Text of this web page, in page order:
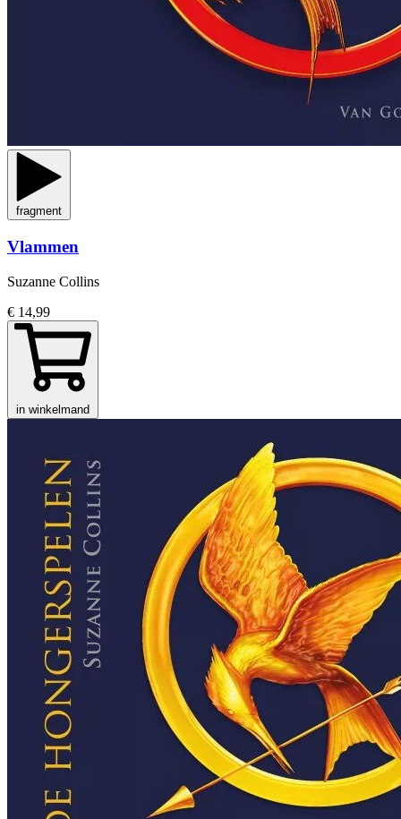
fragment
Vlammen
Suzanne Collins
€ 14,99
in winkelmand